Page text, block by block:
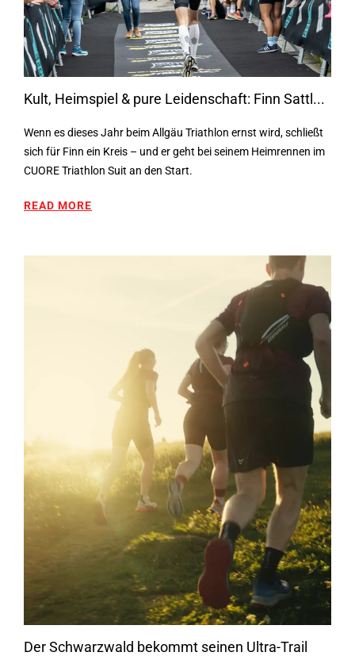
Kult, Heimspiel & pure Leidenschaft: Finn Sattl...
Wenn es dieses Jahr beim Allgäu Triathlon ernst wird, schließt
sich für Finn ein Kreis – und er geht bei seinem Heimrennen im
CUORE Triathlon Suit an den Start.
READ MORE
Der Schwarzwald bekommt seinen Ultra-Trail